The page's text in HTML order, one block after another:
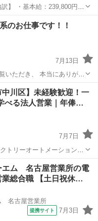
】 ・基本給：239,800円～
時間分） ・食事手当（一
ールス
のお仕事です！！
7月13日
いただき、 本当にありがと
ていただきました！ お仕
中川区】未経験歓迎！一
べる法人営業｜年俸…
7月7日
トリーオートメーション）
物流など幅広い製造工場の
ます。 お客様の予算や要望
エム 名古屋営業所の電
業総合職 【土日祝休…
名古屋営業所
提携サイト 7月3日